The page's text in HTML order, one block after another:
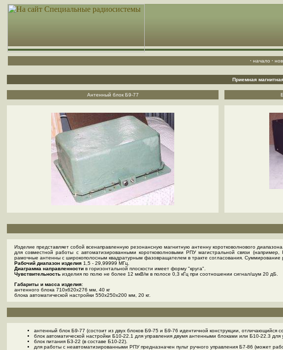
· начало ·
Приемная
Антенный блок Б9-77
Изделие представляет собой всенаправленную резонансную магнитную антенну коротковолнового
для совместной работы с автоматизированными коротковолновыми РПУ магистральной связи
рамочные антенны с широкополосным квадратурным фазовращателем в тракте согласования. Суммирование
Рабочий диапазон изделия 1,5 - 29,99999 МГц.
Диаграмма направленности в горизонтальной плоскости имеет форму "круга".
Чувствительность изделия по полю не более 12 мкВ/м в полосе 0,3 кГц при соотношении сигнал/шум 20 дБ.
Габариты и масса изделия:
антенного блока 710х620х276 мм, 40 кг
блока автоматической настройки 550х250х200 мм, 20 кг.
антенный блок Б9-77 (состоит из двух блоков Б9-75 и Б9-76 идентичной конструкции, отличающийся
блок автоматической настройки Б10-22.1 для управления двумя антенными блоками или Б10-22.3
блок питания Б3-22 (в составе Б10-22).
для работы с неавтоматизированными РПУ предназначен пульт ручного управления Б7-86 (может